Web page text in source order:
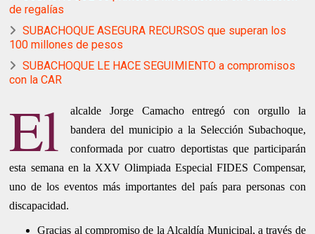
de regalías
SUBACHOQUE ASEGURA RECURSOS que superan los
100 millones de pesos
SUBACHOQUE LE HACE SEGUIMIENTO a compromisos
con la CAR
El
alcalde Jorge Camacho entregó con orgullo la
bandera del municipio a la Selección Subachoque,
conformada por cuatro deportistas que participarán
esta semana en la XXV Olimpiada Especial FIDES Compensar,
uno de los eventos más importantes del país para personas con
discapacidad.
Gracias al compromiso de la Alcaldía Municipal, a través de